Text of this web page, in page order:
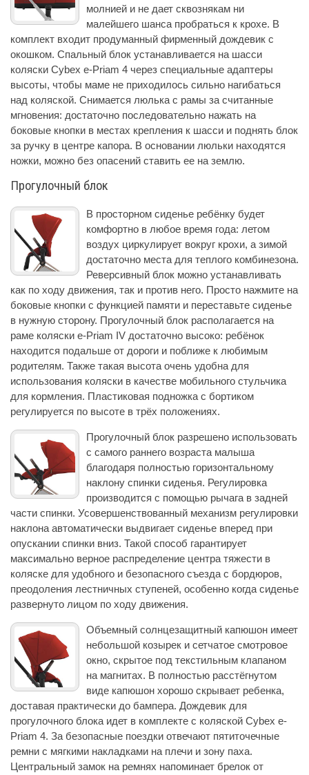
молнией и не дает сквознякам ни
малейшего шанса пробраться к крохе. В
комплект входит продуманный фирменный дождевик с
окошком. Спальный блок устанавливается на шасси
коляски Cybex e-Priam 4 через специальные адаптеры
высоты, чтобы маме не приходилось сильно нагибаться
над коляской. Cнимается люлька с рамы за считанные
мгновения: достаточно последовательно нажать на
боковые кнопки в местах крепления к шасси и поднять блок
за ручку в центре капора. В основании люльки находятся
ножки, можно без опасений ставить ее на землю.
Прогулочный блок
В просторном сиденье ребёнку будет
комфортно в любое время года: летом
воздух циркулирует вокруг крохи, а зимой
достаточно места для теплого комбинезона.
Реверсивный блок можно устанавливать
как по ходу движения, так и против него. Просто нажмите на
боковые кнопки с функцией памяти и переставьте сиденье
в нужную сторону. Прогулочный блок располагается на
раме коляски e-Priam IV достаточно высоко: ребёнок
находится подальше от дороги и поближе к любимым
родителям. Также такая высота очень удобна для
использования коляски в качестве мобильного стульчика
для кормления. Пластиковая подножка с бортиком
регулируется по высоте в трёх положениях.
Прогулочный блок разрешено использовать
с самого раннего возраста малыша
благодаря полностью горизонтальному
наклону спинки сиденья. Регулировка
производится с помощью рычага в задней
части спинки. Усовершенствованный механизм регулировки
наклона автоматически выдвигает сиденье вперед при
опускании спинки вниз. Такой способ гарантирует
максимально верное распределение центра тяжести в
коляске для удобного и безопасного съезда с бордюров,
преодоления лестничных ступеней, особенно когда сиденье
развернуто лицом по ходу движения.
Объемный солнцезащитный капюшон имеет
небольшой козырек и сетчатое смотровое
окно, скрытое под текстильным клапаном
на магнитах. В полностью расстёгнутом
виде капюшон хорошо скрывает ребенка,
доставая практически до бампера. Дождевик для
прогулочного блока идет в комплекте с коляской Cybex e-
Priam 4. За безопасные поездки отвечают пятиточечные
ремни с мягкими накладками на плечи и зону паха.
Центральный замок на ремнях напоминает брелок от